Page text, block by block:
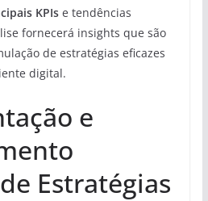
KPIse tendências
fornecerá insights que são
de estratégias eficazes
digital.
e
Estratégias